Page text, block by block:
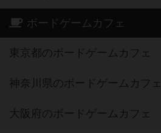
ボードゲームカフェ
東京都のボードゲームカフェ
神奈川県のボードゲームカフェ
大阪府のボードゲームカフェ